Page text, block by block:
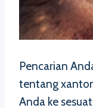
Pencarian
tentang
Anda ke